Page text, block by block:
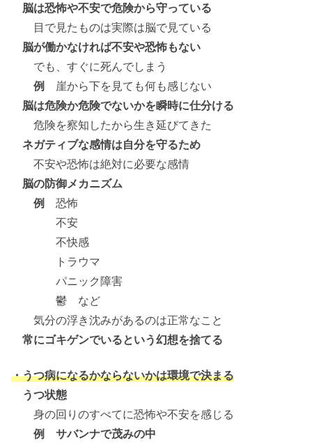
脳は恐怖や不安で危険から守っている
目で見たものは実際は脳で見ている
脳が働かなければ不安や恐怖もない
でも、すぐに死んでしまう
例
崖から下を見ても何も感じない
脳は危険か危険でないかを瞬時に仕分ける
危険を察知したから生き延びてきた
ネガティブな感情は自分を守るため
不安や恐怖は絶対に必要な感情
脳の防御メカニズム
例
恐怖
不安
不快感
トラウマ
パニック障害
鬱 など
気分の浮き沈みがあるのは正常なこと
常にゴキゲンでいるという幻想を捨てる
・うつ病になるかならないかは環境で決まる
うつ状態
身の回りのすべてに恐怖や不安を感じる
例 サバンナで茂みの中